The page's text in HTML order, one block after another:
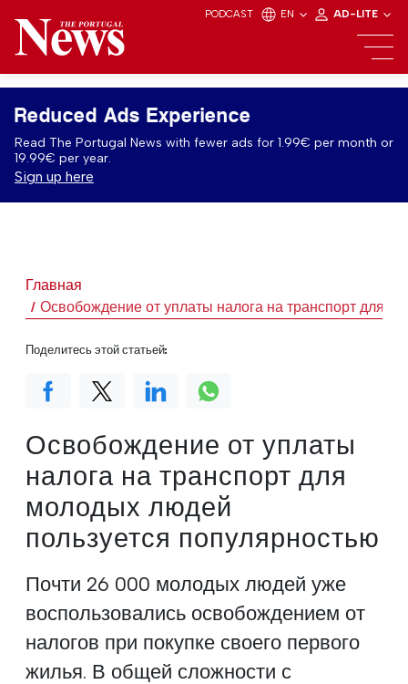
PODCAST EN AD-LITE
Reduced Ads Experience
Read The Portugal News with fewer ads for 1.99€ per month or
19.99€ per year.
Sign up here
Главная
Освобождение от уплаты налога на транспорт для
Освобождение от уплаты
налога на транспорт для
молодых людей
пользуется популярностью
Почти 26 000 молодых людей уже
воспользовались освобождением от
налогов при покупке своего первого
жилья. В общей сложности с
Поделитесь этой статьей: